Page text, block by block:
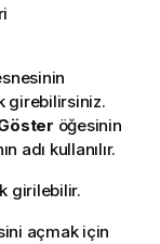
girebilirsiniz.
Göster öğesinin
adı kullanılır.
girilebilir.
açmak için